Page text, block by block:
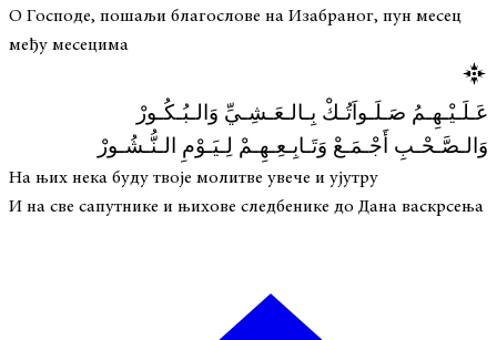
О Господе, пошаљи благослове на Изабраног, пун месец
међу месецима
عَـلَـيْـهِـمُ صَـلَـواَتُـكْ بِـالـعَـشِـيِّ وَالـبُـكُـورْ
وَالـصَّـحْـبِ أَجْـمَـعْ وَتَـابِـعِـهِـمْ لِـيَـوْمِ الـنُّـشُـورْ
На њих нека буду твоје молитве увече и ујутру
И на све сапутнике и њихове следбенике до Дана васкрсења